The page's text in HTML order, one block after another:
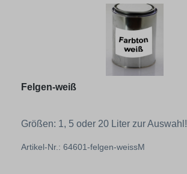
Felgen-weiß
Größen: 1, 5 oder 20 Liter zur Auswahl!
Artikel-Nr.: 64601-felgen-weissM